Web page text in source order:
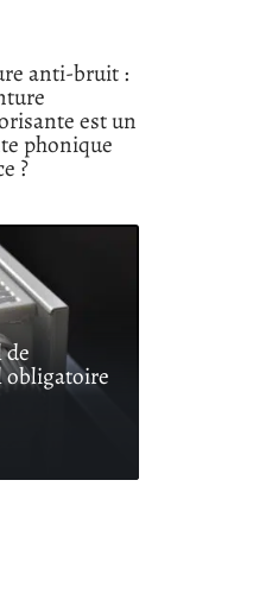
anti-bruit :
est un
phonique
?
obligatoire